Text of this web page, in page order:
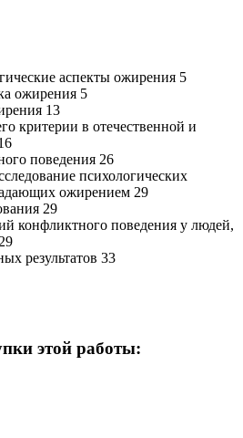
аспекты ожирения 5
ожирения 5
13
критерии в отечественной и
поведения 26
психологических
ожирением 29
29
конфликтного поведения у людей,
результатов 33
этой работы: